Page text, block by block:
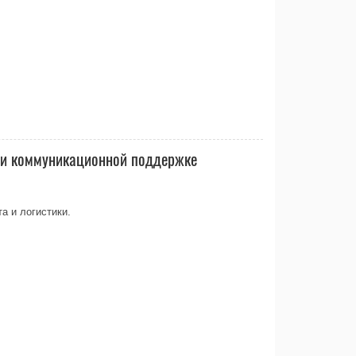
коммуникационной поддержке
и логистики.